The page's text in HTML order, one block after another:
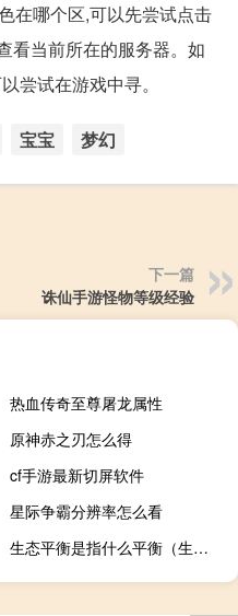
在哪个区,可以先尝试点击
看当前所在的服务器。如
尝试在游戏中寻。
宝宝 梦幻
下一篇
诛仙手游怪物等级经验
热血传奇至尊屠龙属性
原神赤之刃怎么得
cf手游最新切屏软件
星际争霸分辨率怎么看
生态平衡是指什么平衡（生态平衡是指什么）